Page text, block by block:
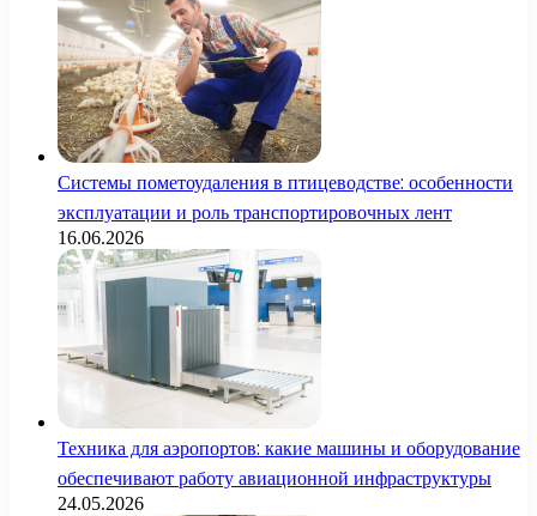
Системы пометоудаления в птицеводстве: особенности
эксплуатации и роль транспортировочных лент
16.06.2026
Техника для аэропортов: какие машины и оборудование
обеспечивают работу авиационной инфраструктуры
24.05.2026